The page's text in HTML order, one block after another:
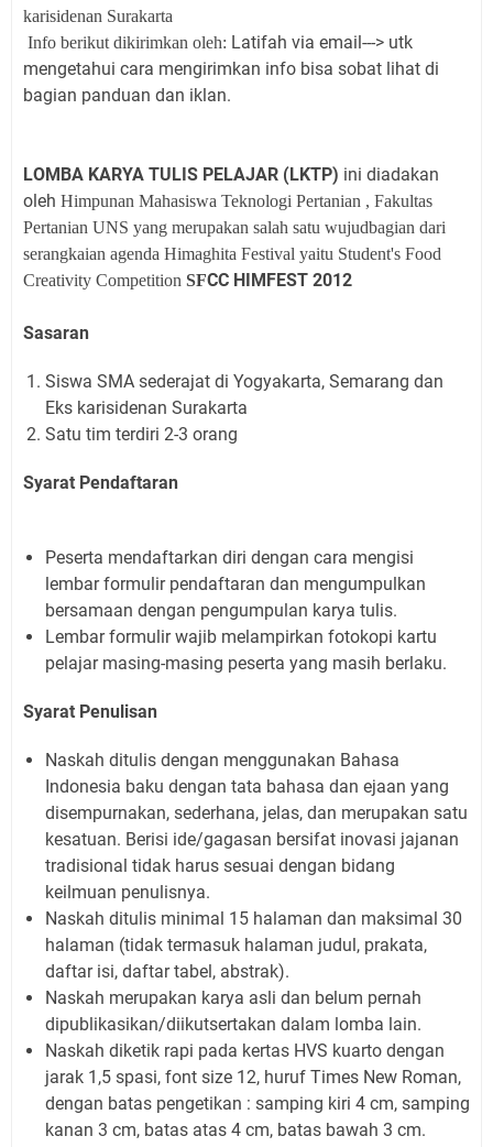
karisidenan Surakarta
Info berikut dikirimkan oleh: Latifah via email---> utk
mengetahui cara mengirimkan info bisa sobat lihat di
bagian panduan dan iklan.
LOMBA KARYA TULIS PELAJAR (LKTP) ini diadakan
oleh Himpunan Mahasiswa Teknologi Pertanian , Fakultas
Pertanian UNS yang merupakan salah satu wujudbagian dari
serangkaian agenda Himaghita Festival yaitu Student's Food
Creativity Competition SFCC HIMFEST 2012
Sasaran
Siswa SMA sederajat di Yogyakarta, Semarang dan
Eks karisidenan Surakarta
Satu tim terdiri 2-3 orang
Syarat Pendaftaran
Peserta mendaftarkan diri dengan cara mengisi
lembar formulir pendaftaran dan mengumpulkan
bersamaan dengan pengumpulan karya tulis.
Lembar formulir wajib melampirkan fotokopi kartu
pelajar masing-masing peserta yang masih berlaku.
Syarat Penulisan
Naskah ditulis dengan menggunakan Bahasa
Indonesia baku dengan tata bahasa dan ejaan yang
disempurnakan, sederhana, jelas, dan merupakan satu
kesatuan. Berisi ide/gagasan bersifat inovasi jajanan
tradisional tidak harus sesuai dengan bidang
keilmuan penulisnya.
Naskah ditulis minimal 15 halaman dan maksimal 30
halaman (tidak termasuk halaman judul, prakata,
daftar isi, daftar tabel, abstrak).
Naskah merupakan karya asli dan belum pernah
dipublikasikan/diikutsertakan dalam lomba lain.
Naskah diketik rapi pada kertas HVS kuarto dengan
jarak 1,5 spasi, font size 12, huruf Times New Roman,
dengan batas pengetikan : samping kiri 4 cm, samping
kanan 3 cm, batas atas 4 cm, batas bawah 3 cm.